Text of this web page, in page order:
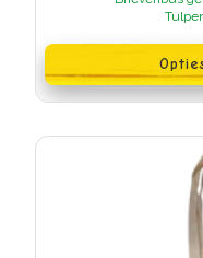
product
heeft
meerdere
variaties.
optie